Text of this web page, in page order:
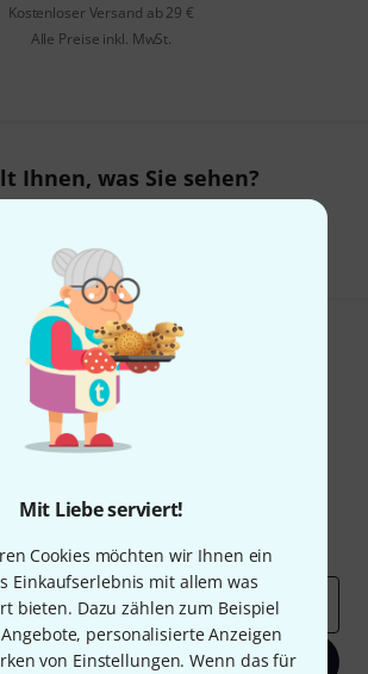
Mit Liebe serviert!
Cookies möchten wir Ihnen ein
Einkaufserlebnis mit allem was
bieten. Dazu zählen zum Beispiel
personalisierte Anzeigen
von Einstellungen. Wenn das für
Kostenloser Versand ab 29 €
Alle Preise inkl. MwSt.
Ihnen, was Sie sehen?
Newsletter
Newsletter und gewinne mit
von50 Gutscheinenüber jeweils
Beiträge
Deals Thomann Insights
*
Jetzt anmelden